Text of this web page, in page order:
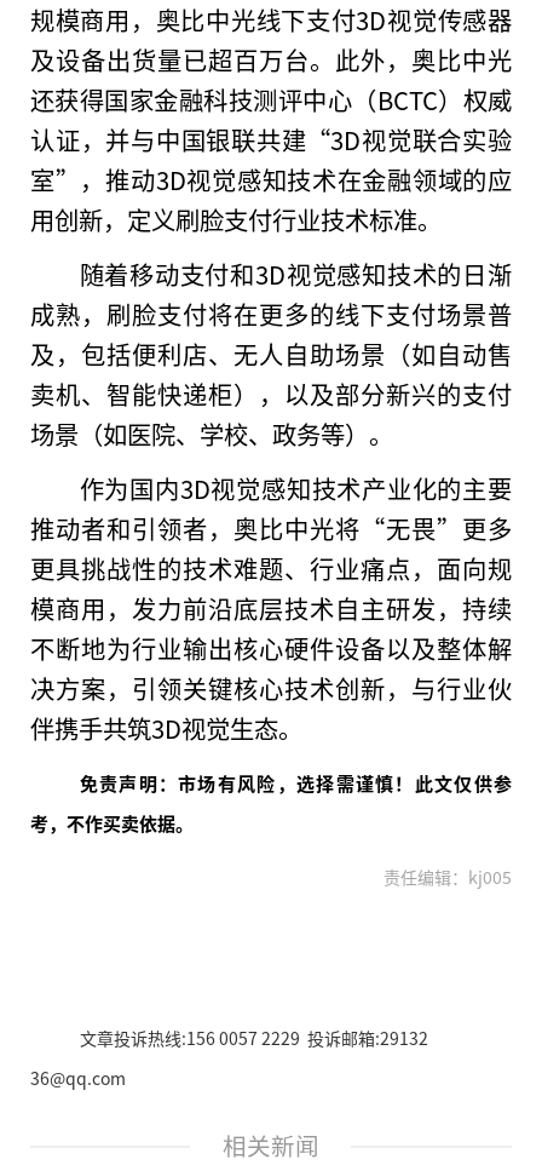
规模商用，奥比中光线下支付3D视觉传感器
及设备出货量已超百万台。此外，奥比中光
还获得国家金融科技测评中心（BCTC）权威
认证，并与中国银联共建“3D视觉联合实验
室”，推动3D视觉感知技术在金融领域的应
用创新，定义刷脸支付行业技术标准。
随着移动支付和3D视觉感知技术的日渐
成熟，刷脸支付将在更多的线下支付场景普
及，包括便利店、无人自助场景（如自动售
卖机、智能快递柜），以及部分新兴的支付
场景（如医院、学校、政务等）。
作为国内3D视觉感知技术产业化的主要
推动者和引领者，奥比中光将“无畏”更多
更具挑战性的技术难题、行业痛点，面向规
模商用，发力前沿底层技术自主研发，持续
不断地为行业输出核心硬件设备以及整体解
决方案，引领关键核心技术创新，与行业伙
伴携手共筑3D视觉生态。
免责声明：市场有风险，选择需谨慎！此文仅供参
考，不作买卖依据。
责任编辑：kj005
文章投诉热线:156 0057 2229 投诉邮箱:29132
36@qq.com
相关新闻